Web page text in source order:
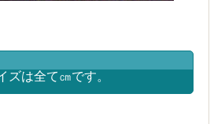
ズは全て㎝です。